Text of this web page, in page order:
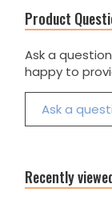
Product
Ask a
happy to
Ask a
Recently